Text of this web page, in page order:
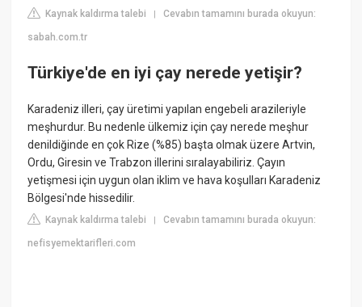
Kaynak kaldırma talebi |Cevabın tamamını burada okuyun:
sabah.com.tr
Türkiye'de en iyi çay nerede yetişir?
Karadeniz illeri, çay üretimi yapılan engebeli arazileriyle
meşhurdur. Bu nedenle ülkemiz için çay nerede meşhur
denildiğinde en çok Rize (%85) başta olmak üzere Artvin,
Ordu, Giresin ve Trabzon illerini sıralayabiliriz. Çayın
yetişmesi için uygun olan iklim ve hava koşulları Karadeniz
Bölgesi'nde hissedilir.
Kaynak kaldırma talebi |Cevabın tamamını burada okuyun:
nefisyemektarifleri.com